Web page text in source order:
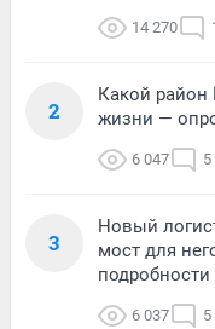
14 270
2
Какой
жизни —
6 047 5
3
Новый
мост для
подробности
6 037 5